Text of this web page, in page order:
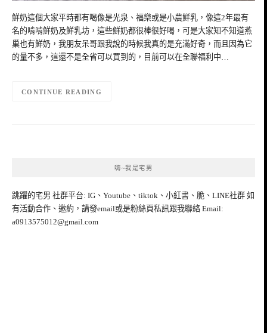
鮮奶這個大家平時都有喝像是光泉、福樂或是小農鮮乳，像這2年最有
名的啃啃鮮奶及鮮乳坊，這些鮮奶都很棒很好喝，可是大家知不知道燕
巢也有鮮奶，我朋友呆哥跟我說的時候我真的是充滿好奇，而且因為它
的量不多，這還不是全省可以買到的，目前可以在全聯福利中…
CONTINUE READING
嗨~我是宅男
跳躍的宅男 社群平台: IG、Youtube、tiktok、小紅書、脆、LINE社群 如
有活動合作、邀約，請發email或是粉絲頁私訊跟我聯絡 Email:
a0913575012@gmail.com